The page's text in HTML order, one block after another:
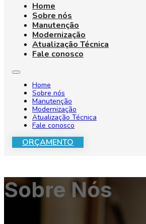
Home
Sobre nós
Manutenção
Modernização
Atualização Técnica
Fale conosco
Home
Sobre nós
Manutenção
Modernização
Atualização Técnica
Fale conosco
ORÇAMENTO
Sobre Nós